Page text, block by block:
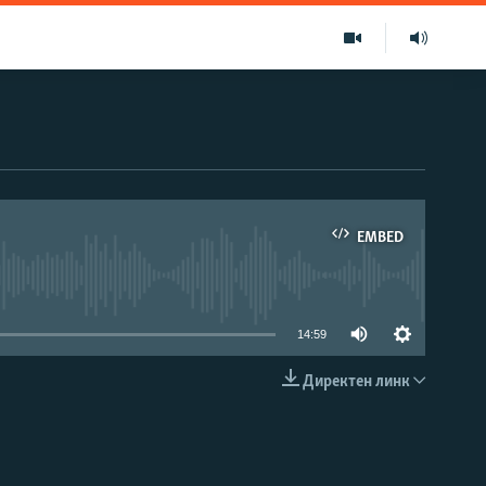
EMBED
EMBED
14:59
Директен линк